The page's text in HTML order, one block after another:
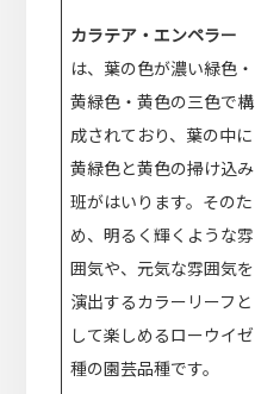
カラテア・エンペラー
は、葉の色が濃い緑色・
黄緑色・黄色の三色で構
成されており、葉の中に
黄緑色と黄色の掃け込み
班がはいります。そのた
め、明るく輝くような雰
囲気や、元気な雰囲気を
演出するカラーリーフと
して楽しめるローウイゼ
種の園芸品種です。